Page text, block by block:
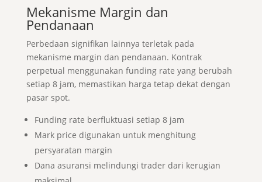
Mekanisme Margin dan
Pendanaan
Perbedaan signifikan lainnya terletak pada
mekanisme margin dan pendanaan. Kontrak
perpetual menggunakan funding rate yang berubah
setiap 8 jam, memastikan harga tetap dekat dengan
pasar spot.
Funding rate berfluktuasi setiap 8 jam
Mark price digunakan untuk menghitung
persyaratan margin
Dana asuransi melindungi trader dari kerugian